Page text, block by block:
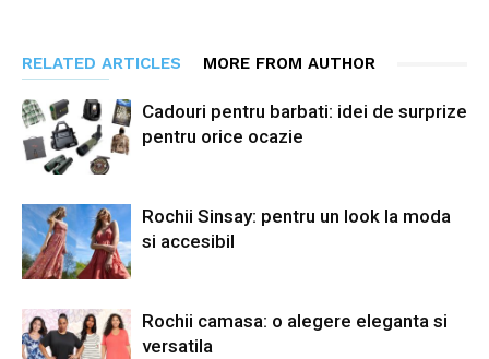
RELATED ARTICLES MORE FROM AUTHOR
Cadouri pentru barbati: idei de surprize
pentru orice ocazie
Rochii Sinsay: pentru un look la moda
si accesibil
Rochii camasa: o alegere eleganta si
versatila